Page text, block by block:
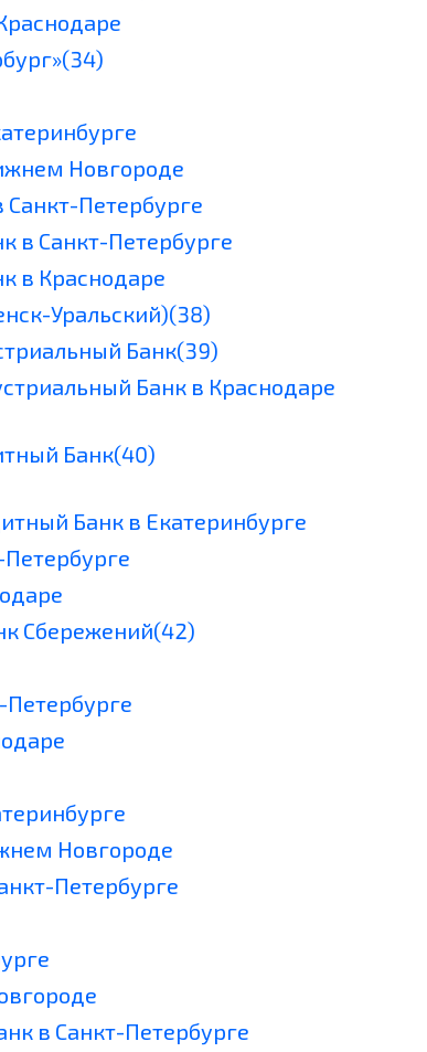
Новгороде
Петербурге
в Санкт-Петербурге
в Краснодаре
Уральский)(38)
Банк(39)
Банк в Краснодаре
Банк(40)
Банк в Екатеринбурге
Сбережений(42)
Новгороде
Петербурге
в Санкт-Петербурге